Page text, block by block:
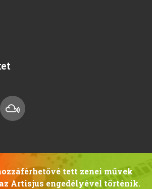
tett zenei művek
Artisjus engedélyével történik.